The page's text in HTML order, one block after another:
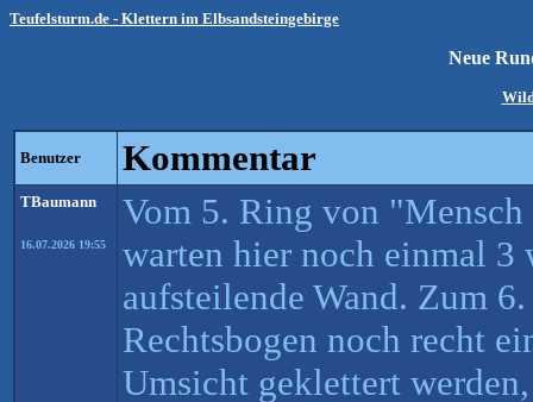
Teufelsturm.de - Klettern im Elbsandsteingebirge
Neue
Benutzer Kommentar
TBaumann
16.07.2026 19:55
Vom 5. Ring von
warten hier noch einmal 3
aufsteilende Wand. Zum
Rechtsbogen noch recht
Umsicht geklettert